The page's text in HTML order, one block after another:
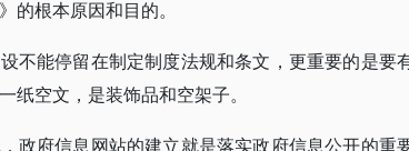
的根本原因和目的。
不能停留在制定制度法规和条文，更重要的是要
纸空文，是装饰品和空架子。
政府信息网站的建立就是落实政府信息公开的重